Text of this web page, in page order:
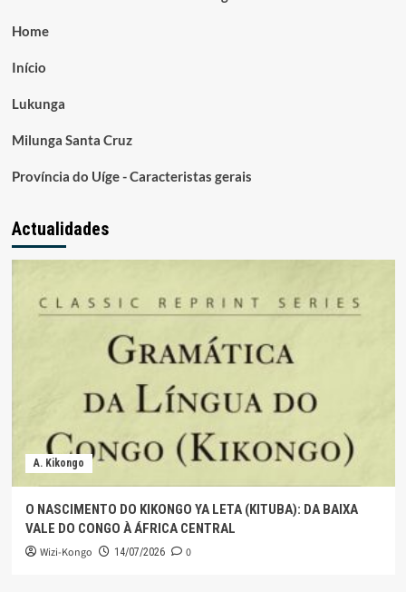
Home
Início
Lukunga
Milunga Santa Cruz
Província do Uíge - Caracteristas gerais
Actualidades
A. Kikongo
O NASCIMENTO DO KIKONGO YA LETA (KITUBA): DA BAIXA
VALE DO CONGO À ÁFRICA CENTRAL
Wizi-Kongo 14/07/2026 0